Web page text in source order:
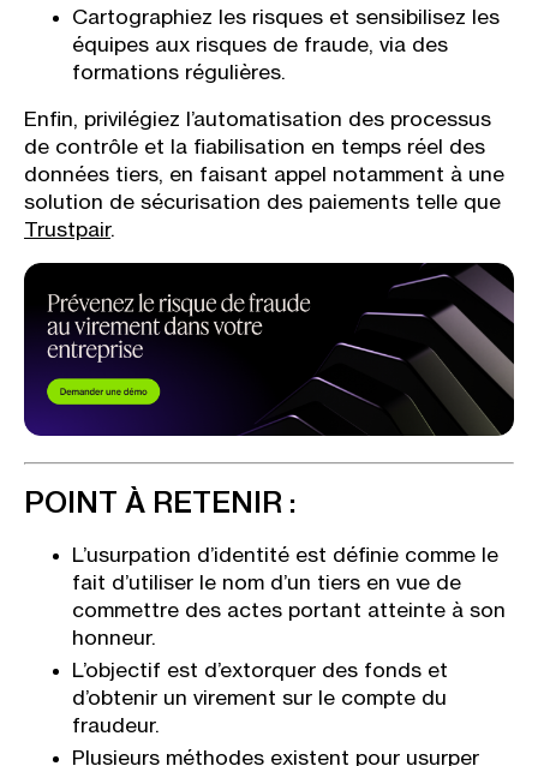
Cartographiez les risques et sensibilisez les
équipes aux risques de fraude, via des
formations régulières.
Enfin, privilégiez l’automatisation des processus
de contrôle et la fiabilisation en temps réel des
données tiers, en faisant appel notamment à une
solution de sécurisation des paiements telle que
Trustpair.
POINT À RETENIR :
L’usurpation d’identité est définie comme le
fait d’utiliser le nom d’un tiers en vue de
commettre des actes portant atteinte à son
honneur.
L’objectif est d’extorquer des fonds et
d’obtenir un virement sur le compte du
fraudeur.
Plusieurs méthodes existent pour usurper